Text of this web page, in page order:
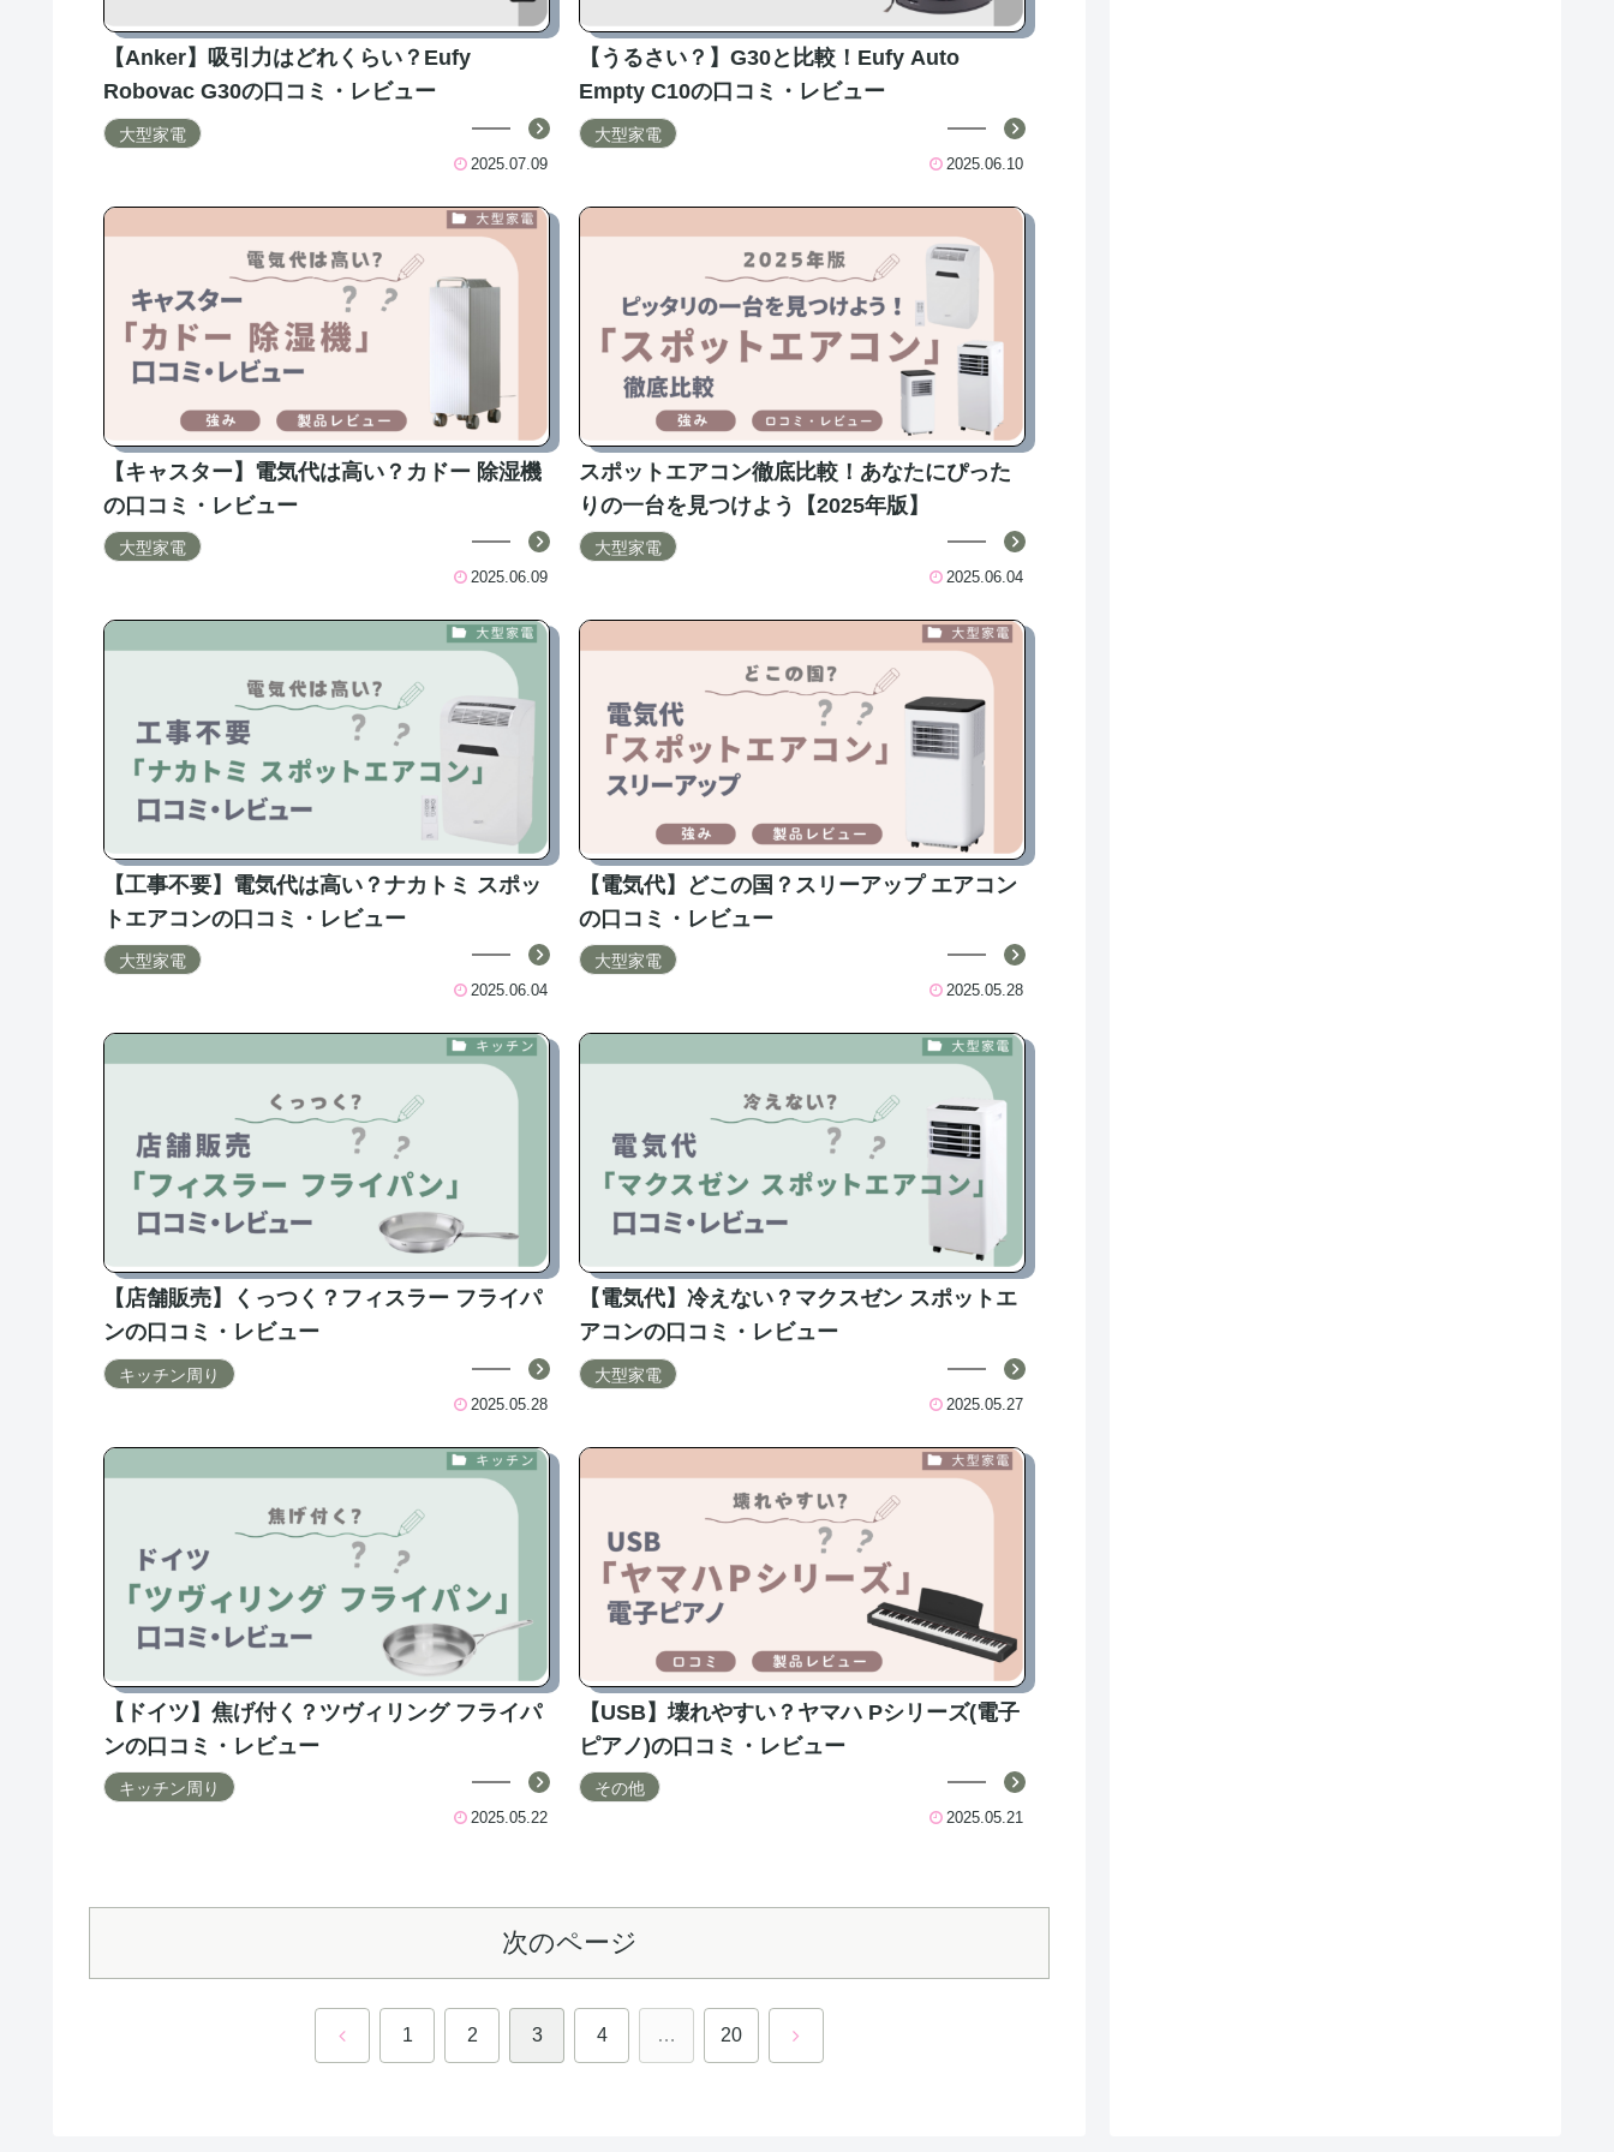
【Anker】吸引力はどれくらい？Eufy
Robovac G30の口コミ・レビュー
大型家電
2025.07.09
【うるさい？】G30と比較！Eufy Auto
Empty C10の口コミ・レビュー
大型家電
2025.06.10
【キャスター】電気代は高い？カドー 除湿機
の口コミ・レビュー
大型家電
2025.06.09
スポットエアコン徹底比較！あなたにぴった
りの一台を見つけよう【2025年版】
大型家電
2025.06.04
【工事不要】電気代は高い？ナカトミ スポッ
トエアコンの口コミ・レビュー
大型家電
2025.06.04
【電気代】どこの国？スリーアップ エアコン
の口コミ・レビュー
大型家電
2025.05.28
【店舗販売】くっつく？フィスラー フライパ
ンの口コミ・レビュー
キッチン周り
2025.05.28
【電気代】冷えない？マクスゼン スポットエ
アコンの口コミ・レビュー
大型家電
2025.05.27
【ドイツ】焦げ付く？ツヴィリング フライパ
ンの口コミ・レビュー
キッチン周り
2025.05.22
【USB】壊れやすい？ヤマハ Pシリーズ(電子
ピアノ)の口コミ・レビュー
その他
2025.05.21
次のページ
前 1 2 3 4 … 20 次